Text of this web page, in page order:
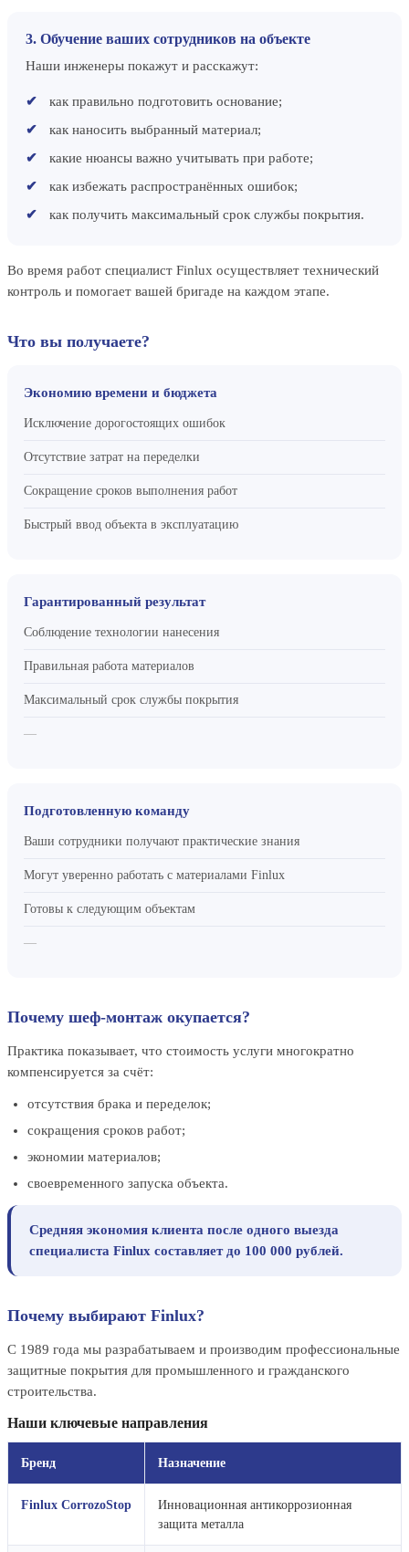
3. Обучение ваших сотрудников на объекте
Наши инженеры покажут и расскажут:
как правильно подготовить основание;
как наносить выбранный материал;
какие нюансы важно учитывать при работе;
как избежать распространённых ошибок;
как получить максимальный срок службы покрытия.
Во время работ специалист Finlux осуществляет технический
контроль и помогает вашей бригаде на каждом этапе.
Что вы получаете?
Экономию времени и бюджета
Исключение дорогостоящих ошибок
Отсутствие затрат на переделки
Сокращение сроков выполнения работ
Быстрый ввод объекта в эксплуатацию
Гарантированный результат
Соблюдение технологии нанесения
Правильная работа материалов
Максимальный срок службы покрытия
—
Подготовленную команду
Ваши сотрудники получают практические знания
Могут уверенно работать с материалами Finlux
Готовы к следующим объектам
—
Почему шеф-монтаж окупается?
Практика показывает, что стоимость услуги многократно
компенсируется за счёт:
отсутствия брака и переделок;
сокращения сроков работ;
экономии материалов;
своевременного запуска объекта.
Средняя экономия клиента после одного выезда
специалиста Finlux составляет до 100 000 рублей.
Почему выбирают Finlux?
С 1989 года мы разрабатываем и производим профессиональные
защитные покрытия для промышленного и гражданского
строительства.
Наши ключевые направления
Бренд Назначение
Finlux CorrozoStop
Инновационная антикоррозионная
защита металла